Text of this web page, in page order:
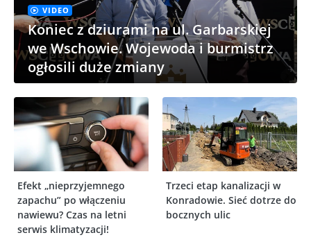
VIDEO
Koniec z dziurami na ul. Garbarskiej
we Wschowie. Wojewoda i burmistrz
ogłosili duże zmiany
Efekt „nieprzyjemnego
zapachu” po włączeniu
nawiewu? Czas na letni
serwis klimatyzacji!
Trzeci etap kanalizacji w
Konradowie. Sieć dotrze do
bocznych ulic